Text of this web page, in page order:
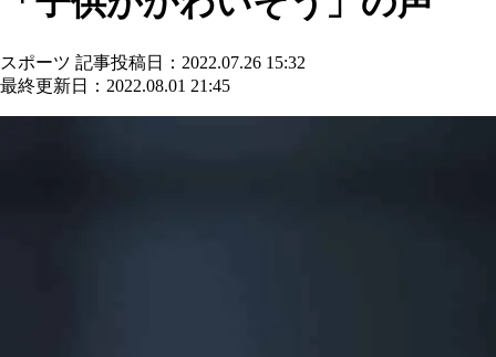
スポーツ 記事投稿日：2022.07.26 15:32
最終更新日：2022.08.01 21:45